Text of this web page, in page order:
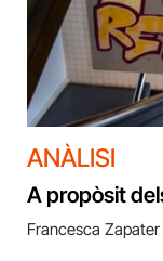
ANÀLISI
A propòsit
Francesca Zapater